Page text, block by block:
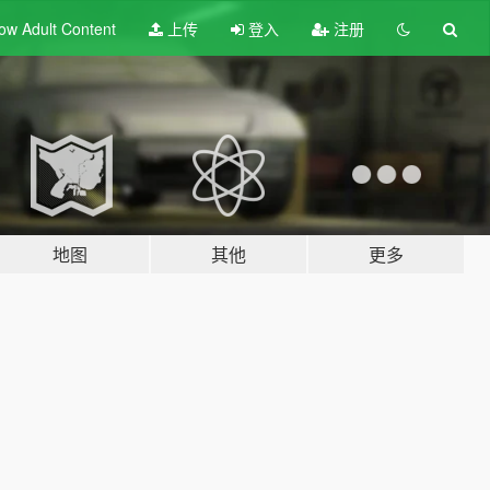
AdultContent 上传 登入 注册
地图 其他 更多